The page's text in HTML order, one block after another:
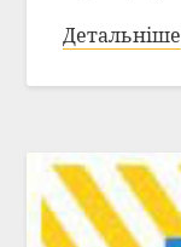
Детальніше